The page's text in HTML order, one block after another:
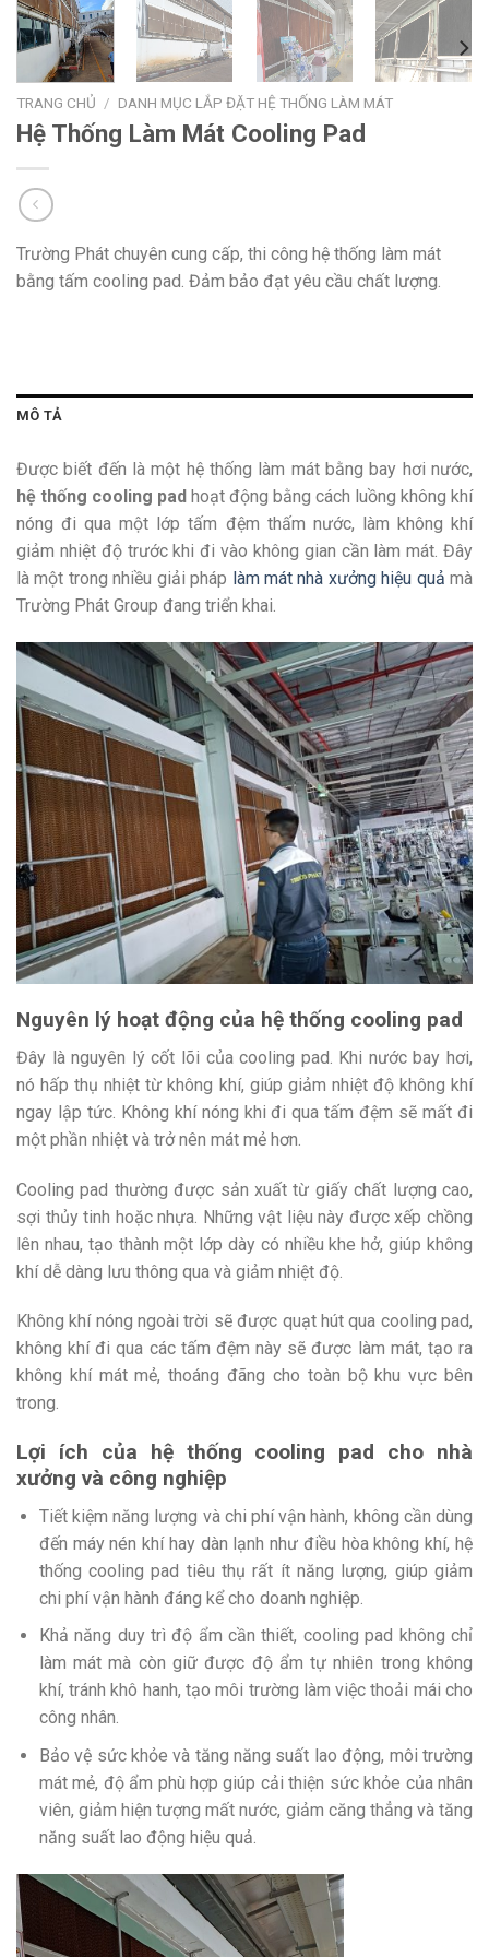
TRANG CHỦ / DANH MỤC LẮP ĐẶT HỆ THỐNG LÀM MÁT
Hệ Thống Làm Mát Cooling Pad
Trường Phát chuyên cung cấp, thi công hệ thống làm mát
bằng tấm cooling pad. Đảm bảo đạt yêu cầu chất lượng.
MÔ TẢ
Được biết đến là một hệ thống làm mát bằng bay hơi nước,
hệ thống cooling pad hoạt động bằng cách luồng không khí
nóng đi qua một lớp tấm đệm thấm nước, làm không khí
giảm nhiệt độ trước khi đi vào không gian cần làm mát. Đây
là một trong nhiều giải pháp làm mát nhà xưởng hiệu quả mà
Trường Phát Group đang triển khai.
Nguyên lý hoạt động của hệ thống cooling pad
Đây là nguyên lý cốt lõi của cooling pad. Khi nước bay hơi,
nó hấp thụ nhiệt từ không khí, giúp giảm nhiệt độ không khí
ngay lập tức. Không khí nóng khi đi qua tấm đệm sẽ mất đi
một phần nhiệt và trở nên mát mẻ hơn.
Cooling pad thường được sản xuất từ giấy chất lượng cao,
sợi thủy tinh hoặc nhựa. Những vật liệu này được xếp chồng
lên nhau, tạo thành một lớp dày có nhiều khe hở, giúp không
khí dễ dàng lưu thông qua và giảm nhiệt độ.
Không khí nóng ngoài trời sẽ được quạt hút qua cooling pad,
không khí đi qua các tấm đệm này sẽ được làm mát, tạo ra
không khí mát mẻ, thoáng đãng cho toàn bộ khu vực bên
trong.
Lợi ích của hệ thống cooling pad cho nhà
xưởng và công nghiệp
Tiết kiệm năng lượng và chi phí vận hành, không cần dùng
đến máy nén khí hay dàn lạnh như điều hòa không khí, hệ
thống cooling pad tiêu thụ rất ít năng lượng, giúp giảm
chi phí vận hành đáng kể cho doanh nghiệp.
Khả năng duy trì độ ẩm cần thiết, cooling pad không chỉ
làm mát mà còn giữ được độ ẩm tự nhiên trong không
khí, tránh khô hanh, tạo môi trường làm việc thoải mái cho
công nhân.
Bảo vệ sức khỏe và tăng năng suất lao động, môi trường
mát mẻ, độ ẩm phù hợp giúp cải thiện sức khỏe của nhân
viên, giảm hiện tượng mất nước, giảm căng thẳng và tăng
năng suất lao động hiệu quả.